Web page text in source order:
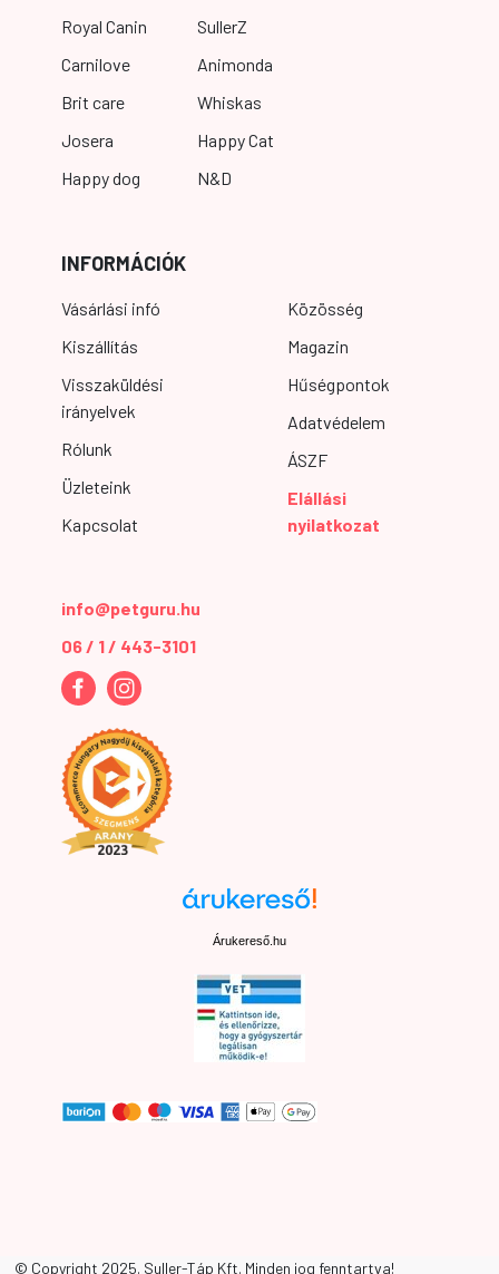
Royal Canin
Carnilove
Brit care
Josera
Happy dog
SullerZ
Animonda
Whiskas
Happy Cat
N&D
INFORMÁCIÓK
Vásárlási infó
Kiszállítás
Visszaküldési
irányelvek
Rólunk
Üzleteink
Kapcsolat
Közösség
Magazin
Hűségpontok
Adatvédelem
ÁSZF
Elállási
nyilatkozat
info@petguru.hu
06 / 1 / 443-3101
Árukereső.hu
© Copyright 2025. Suller-Táp Kft. Minden jog fenntartva!